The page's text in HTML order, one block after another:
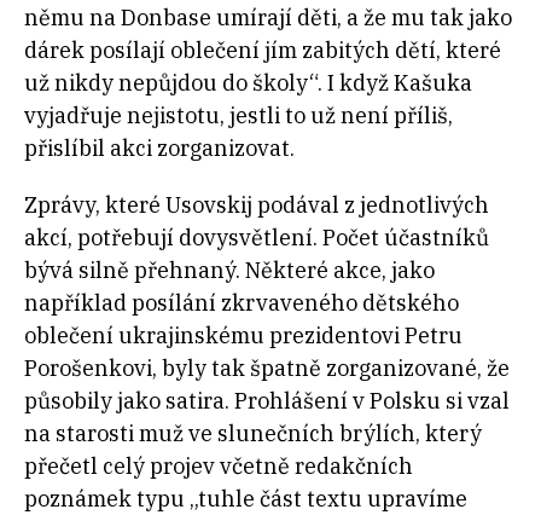
němu na Donbase umírají děti, a že mu tak jako
dárek posílají oblečení jím zabitých dětí, které
už nikdy nepůjdou do školy“. I když Kašuka
vyjadřuje nejistotu, jestli to už není příliš,
přislíbil akci zorganizovat.
Zprávy, které Usovskij podával z jednotlivých
akcí, potřebují dovysvětlení. Počet účastníků
bývá silně přehnaný. Některé akce, jako
například posílání zkrvaveného dětského
oblečení ukrajinskému prezidentovi Petru
Porošenkovi, byly tak špatně zorganizované, že
působily jako satira. Prohlášení v Polsku si vzal
na starosti muž ve slunečních brýlích, který
přečetl celý projev včetně redakčních
poznámek typu „tuhle část textu upravíme